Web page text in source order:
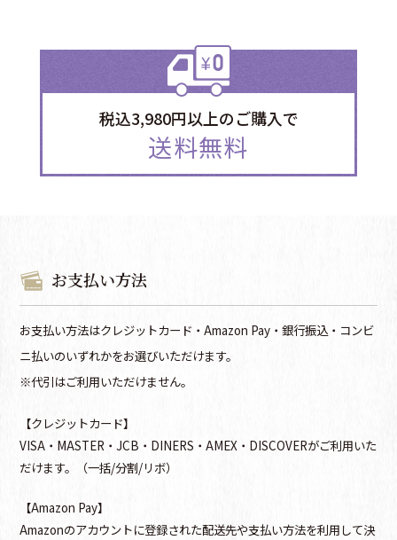
税込3,980円以上のご購入で
送料無料
お支払い方法
お支払い方法はクレジットカード・Amazon Pay・銀行振込・コンビ
ニ払いのいずれかをお選びいただけます。
※代引はご利用いただけません。
【クレジットカード】
VISA・MASTER・JCB・DINERS・AMEX・DISCOVERがご利用いた
だけます。（一括/分割/リボ）
【Amazon Pay】
Amazonのアカウントに登録された配送先や支払い方法を利用して決